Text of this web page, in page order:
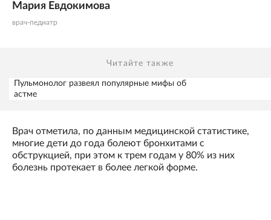
Мария Евдокимова
врач-педиатр
Читайте также
Пульмонолог развеял популярные мифы об
астме
Врач отметила, по данным медицинской статистике,
многие дети до года болеют бронхитами с
обструкцией, при этом к трем годам у 80% из них
болезнь протекает в более легкой форме.